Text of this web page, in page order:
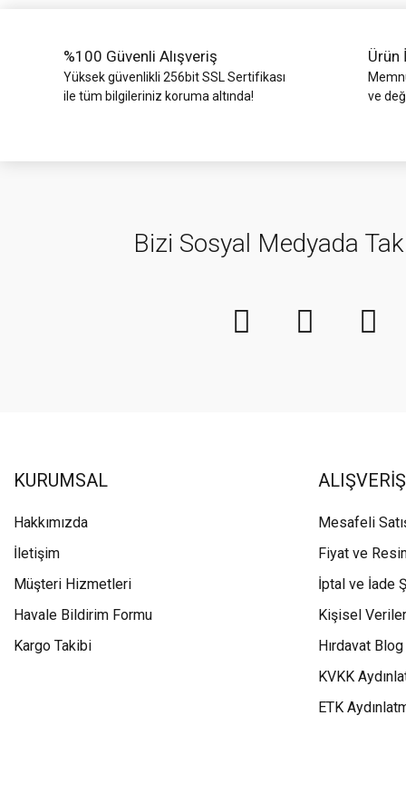
%100 Güvenli Alışveriş
Yüksek güvenlikli 256bit SSL Sertifikası
ile tüm bilgileriniz koruma altında!
Ürün
ve
Bizi Sosyal Medyada
KURUMSAL
Hakkımızda
İletişim
Müşteri Hizmetleri
Havale Bildirim Formu
Kargo Takibi
ALIŞVERİŞ
Mesafeli
Fiyat ve
İptal ve İade
Kişisel
Hırdavat Blog
KVKK
ETK